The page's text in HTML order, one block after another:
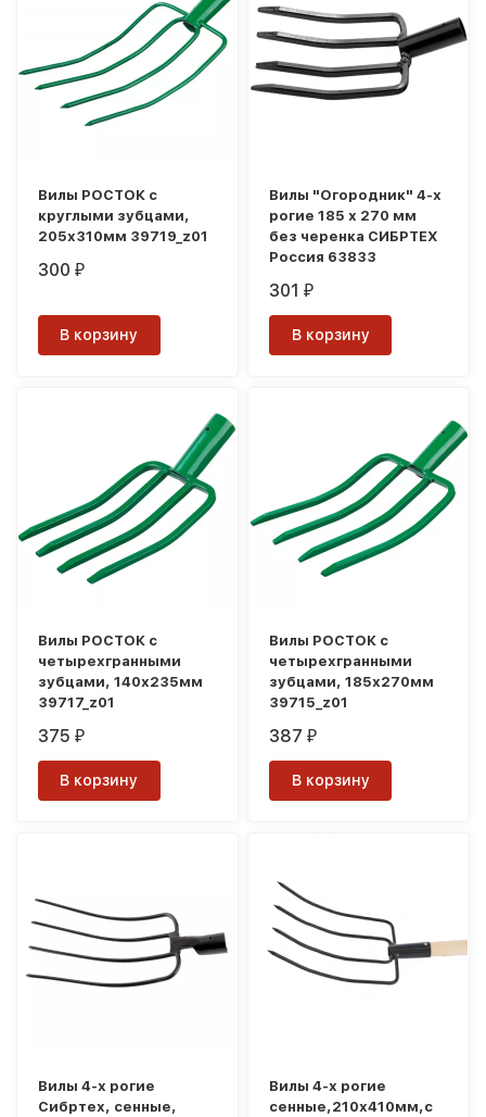
Вилы РОСТОК с
круглыми зубцами,
205х310мм 39719_z01
300₽
В корзину
Вилы "Огородник" 4-х
рогие 185 х 270 мм
без черенка СИБРТЕХ
Россия 63833
301₽
В корзину
Вилы РОСТОК с
четырехгранными
зубцами, 140х235мм
39717_z01
375₽
В корзину
Вилы РОСТОК с
четырехгранными
зубцами, 185х270мм
39715_z01
387₽
В корзину
Вилы 4-х рогие
Сибртех, сенные,
Вилы 4-х рогие
сенные,210х410мм,с